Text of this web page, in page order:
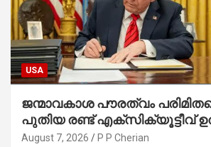
USA
ജന്മാവകാശ പൗരത്വം
പുതിയ രണ്ട് എക്സിക്യൂട്ടീവ്
ട്രംപ് ഒപ്പുവെച്ചു
August 7, 2026 P P Cherian